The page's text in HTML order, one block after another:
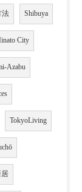
法 Shibuya
City
Azabu
TokyoLiving
居